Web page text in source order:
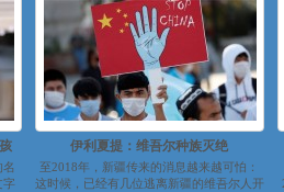
字
伊利夏提：维吾尔种族灭绝
至2018年，新疆传来的消息越来越可怕：
这时候，已经有几位逃离新疆的维吾尔人开